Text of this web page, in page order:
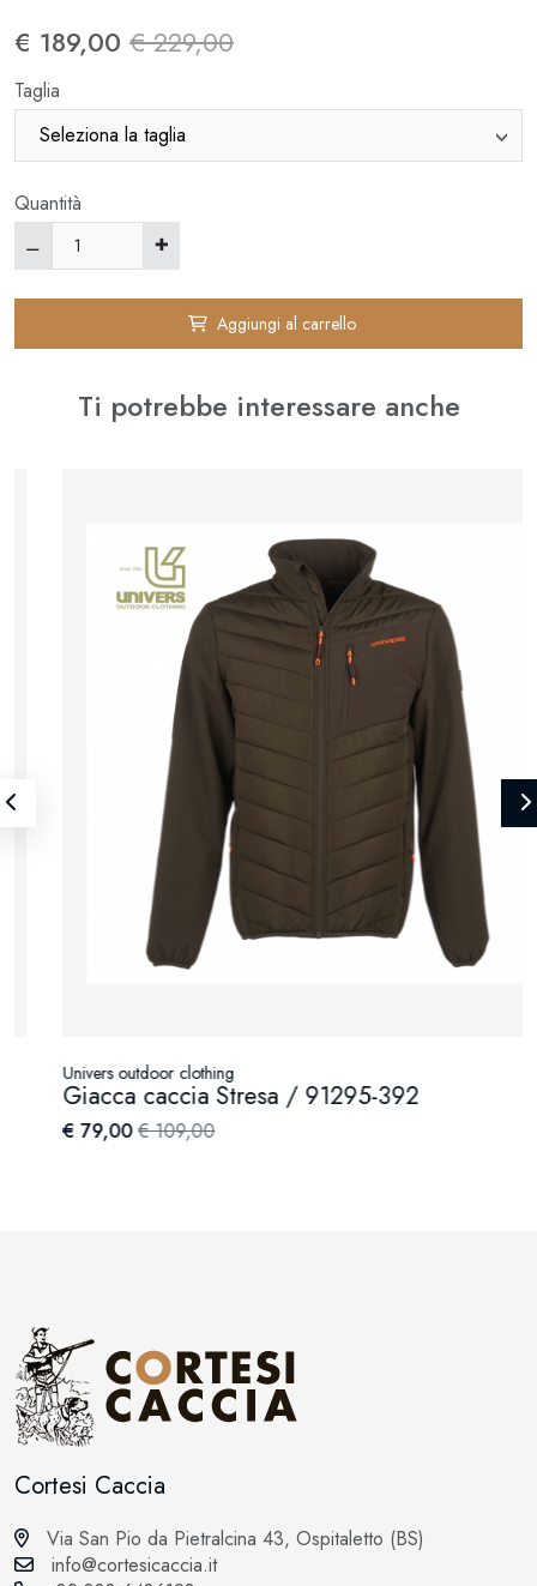
€ 189,00 € 229,00
Taglia
Quantità
✚
Aggiungi al carrello
Ti potrebbe interessare anche
Univers outdoor clothing
Giacca caccia Stresa / 91295-392
€ 79,00€ 109,00
Cortesi Caccia
Via San Pio da Pietralcina 43, Ospitaletto (BS)
info@cortesicaccia.it